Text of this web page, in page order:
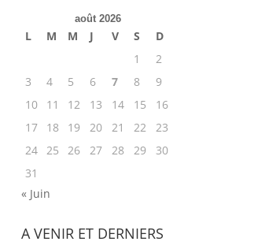
août 2026
L M M J V S
D
1
2
3
4 5 6 7 8
9
10
11 12 13 14 15
16
17
18 19 20 21 22
23
24 25 26 27 28 29
30
31
« Juin
A VENIR ET DERNIERS